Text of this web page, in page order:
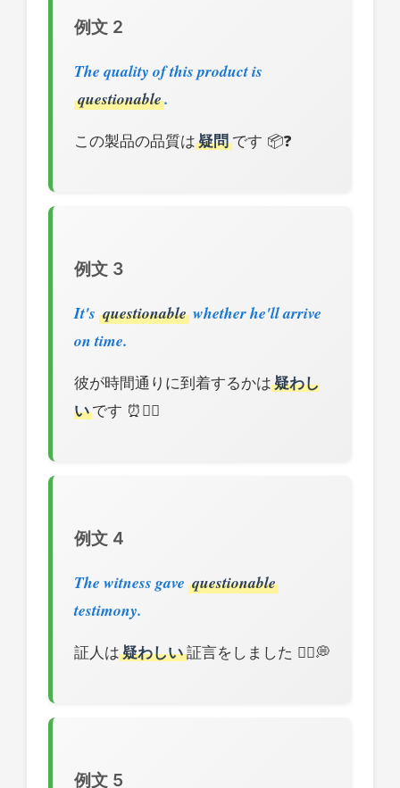
例文 2
The quality of this product is
questionable.
この製品の品質は 疑問です 📦❓
例文 3
It's questionable whether he'll arrive
on time.
彼が時間通りに到着するかは 疑わし
い です ⏰🤷‍♂️
例文 4
The witness gave questionable
testimony.
証人は 疑わしい証言をしました 👨‍⚖️💭
例文 5